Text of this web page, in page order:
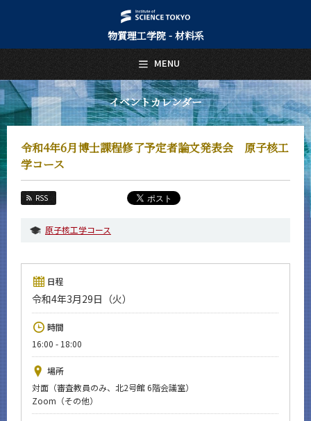
物質理工学院 - 材料系
イベントカレンダー
令和4年6月博士課程修了予定者論文発表会 原子核工
学コース
RSS
原子核工学コース
日程
令和4年3月29日（火）
時間
16:00 - 18:00
場所
対面（審査教員のみ、北2号館 6階会議室）
Zoom（その他）
MENU
日本語 English
トップページ
Top Page
材料系について
About Us
Education
教員・研究室
Faculty and Laboratories
未来
Admissions
材料系 News
News
イベントカレンダー
Event Calendar
今後のイベント